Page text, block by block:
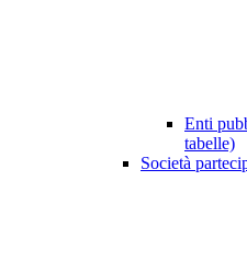
Enti
tabelle)
Società